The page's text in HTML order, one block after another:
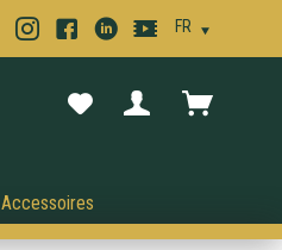
Accessoires